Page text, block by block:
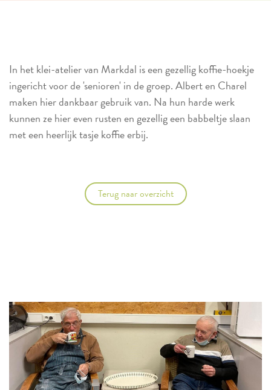
In het klei-atelier van Markdal is een gezellig koffie-hoekje
ingericht voor de 'senioren' in de groep. Albert en Charel
maken hier dankbaar gebruik van. Na hun harde werk
kunnen ze hier even rusten en gezellig een babbeltje slaan
met een heerlijk tasje koffie erbij.
Terug naar overzicht